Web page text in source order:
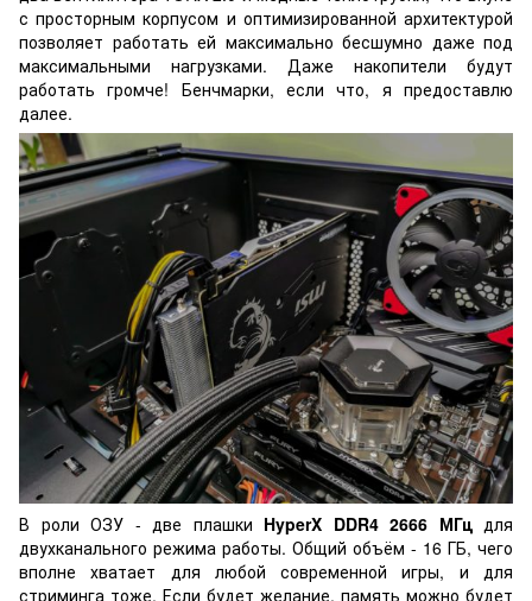
с просторным корпусом и оптимизированной архитектурой
позволяет работать ей максимально бесшумно даже под
максимальными нагрузками. Даже накопители будут
работать громче! Бенчмарки, если что, я предоставлю
далее.
В роли ОЗУ - две плашки HyperX DDR4 2666 МГцдля
двухканального режима работы. Общий объём - 16 ГБ, чего
вполне хватает для любой современной игры, и для
стриминга тоже. Если будет желание, память можно будет